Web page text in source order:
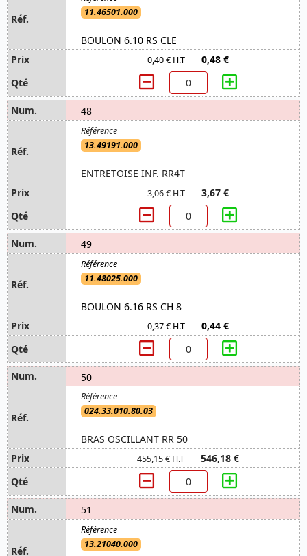
11.46501.000
BOULON 6.10 RS CLE
0,40 € H.T 0,48 €
48
13.49191.000
ENTRETOISE INF. RR4T
3,06 € H.T 3,67 €
49
11.48025.000
BOULON 6.16 RS CH 8
0,37 € H.T 0,44 €
50
024.33.010.80.03
BRAS OSCILLANT RR 50
455,15 € H.T 546,18 €
51
13.21040.000